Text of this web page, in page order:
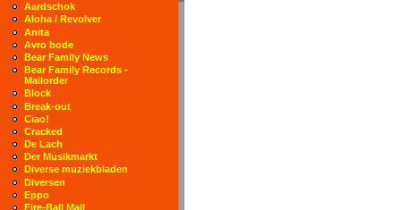
Aardschok
Aloha / Revolver
Anita
Avro bode
Bear Family News
Bear Family Records -
Mailorder
Block
Break-out
Ciao!
Cracked
De Lach
Der Musikmarkt
Diverse muziekbladen
Diversen
Eppo
Fire-Ball Mail